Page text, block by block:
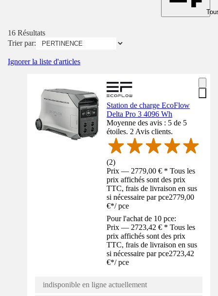
16 Résultats
Trier par:
Ignorer la liste d'articles
Station de charge EcoFlow
Delta Pro 3 4096 Wh
Moyenne des avis : 5 de 5
étoiles. 2 Avis clients.
(2)
Prix — 2779,00 € * Tous les
prix affichés sont des prix
TTC, frais de livraison en sus
si nécessaire par pce2779,00
€*/ pce
Pour l'achat de 10 pce:
Prix — 2723,42 € * Tous les
prix affichés sont des prix
TTC, frais de livraison en sus
si nécessaire par pce2723,42
€*/ pce
indisponible en ligne actuellement